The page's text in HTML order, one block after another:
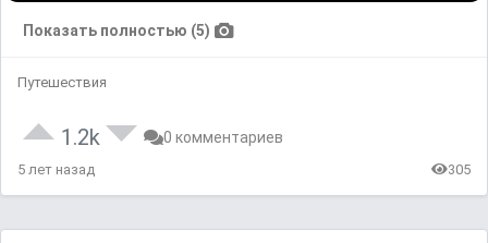
Показать полностью (5)
Путешествия
1.2k 0 комментариев
5 лет назад 305